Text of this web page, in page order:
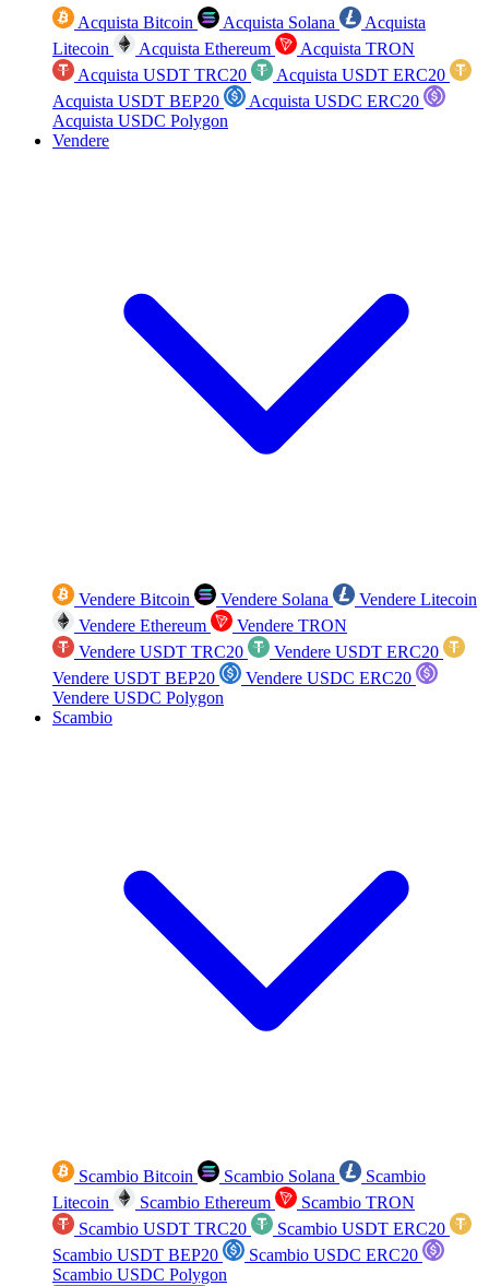
Acquista Bitcoin Acquista Solana
Acquista
Litecoin
Acquista Ethereum
Acquista TRON
Acquista USDT TRC20
Acquista USDT ERC20
Acquista USDT BEP20
Acquista USDC ERC20
Acquista USDC Polygon
Vendere
Vendere Bitcoin Vendere Solana
Vendere Litecoin
Vendere Ethereum
Vendere TRON
Vendere USDT TRC20
Vendere USDT ERC20
Vendere USDT BEP20
Vendere USDC ERC20
Vendere USDC Polygon
Scambio
Scambio Bitcoin Scambio Solana
Scambio
Litecoin
Scambio Ethereum
Scambio TRON
Scambio USDT TRC20
Scambio USDT ERC20
Scambio USDT BEP20
Scambio USDC ERC20
Scambio USDC Polygon